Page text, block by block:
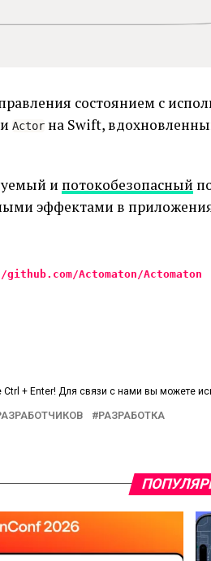
состоянием с
и Actor на Swift,
и потокобезопасный
эффектами в
Actomaton/Actomaton
+ Enter! Для связи с нами вы можете
РАЗРАБОТКА